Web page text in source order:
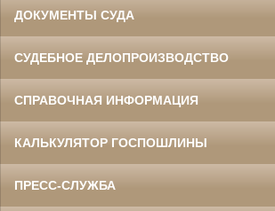
ДОКУМЕНТЫ СУДА
СУДЕБНОЕ ДЕЛОПРОИЗВОДСТВО
СПРАВОЧНАЯ ИНФОРМАЦИЯ
КАЛЬКУЛЯТОР ГОСПОШЛИНЫ
ПРЕСС-СЛУЖБА